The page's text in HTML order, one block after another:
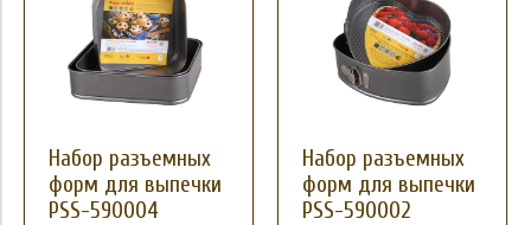
Набор разъемных
форм для выпечки
PSS-590004
Набор разъемных
форм для выпечки
PSS-590002